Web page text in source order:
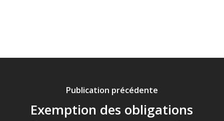
Publication précédente
Exemption des obligations